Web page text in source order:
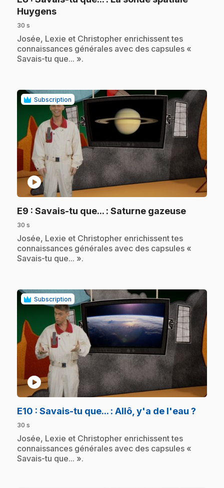
Huygens.
30 s
.Josée, Lexie et Christopher enrichissent tes
connaissances générales avec des capsules «
Savais-tu que... ».
Subscription
play_circle
E9 : Savais-tu que... : Saturne gazeuse.
30 s
.Josée, Lexie et Christopher enrichissent tes
connaissances générales avec des capsules «
Savais-tu que... ».
Subscription
play_circle
E10 : Savais-tu que... : Allô, y'a de l'eau ?
30 s
.Josée, Lexie et Christopher enrichissent tes
connaissances générales avec des capsules «
Savais-tu que... ».